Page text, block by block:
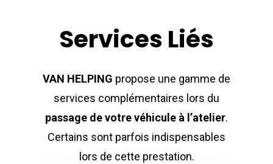
Services Liés
VAN HELPING propose une gamme de
services complémentaires lors du
passage de votre véhicule à l’atelier.
Certains sont parfois indispensables
lors de cette prestation.